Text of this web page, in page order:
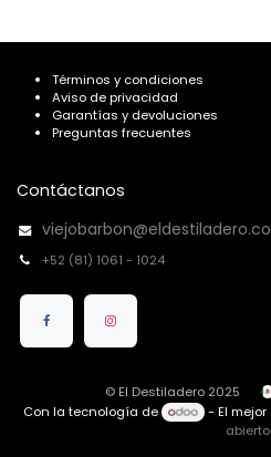
Términos y condiciones
Aviso de privacidad
Garantías y devoluciones
Preguntas frecuentes
Contáctanos
+52 (81) 1061 - 1024
© El Destiladero 2025
Con la tecnología de - El mejor
abierto